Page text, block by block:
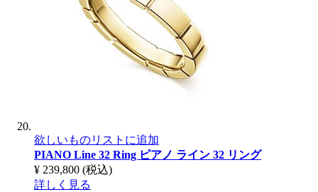
欲しいものリストに追加
PIANO Line 32 Ring ピアノ ライン 32 リング
¥ 239,800 (税込)
詳しく見る